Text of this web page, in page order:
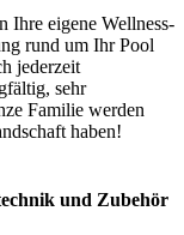
Ihre eigene Wellness-
rund um Ihr Pool
jederzeit
sehr
Familie werden
haben!
und Zubehör